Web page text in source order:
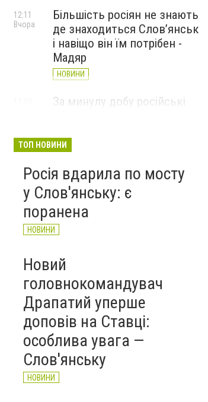
Більшість росіян не знають
де знаходиться Слов’янськ
і навіщо він їм потрібен -
Мадяр
НОВИНИ
12:11
Вчора
За минулу добу російські
великої війни: 6 серпня
ТОП НОВИНИ
Росія вдарила по мосту
у Слов'янську: є
поранена
НОВИНИ
Новий
головнокомандувач
Драпатий уперше
доповів на Ставці:
особлива увага —
Слов'янську
НОВИНИ